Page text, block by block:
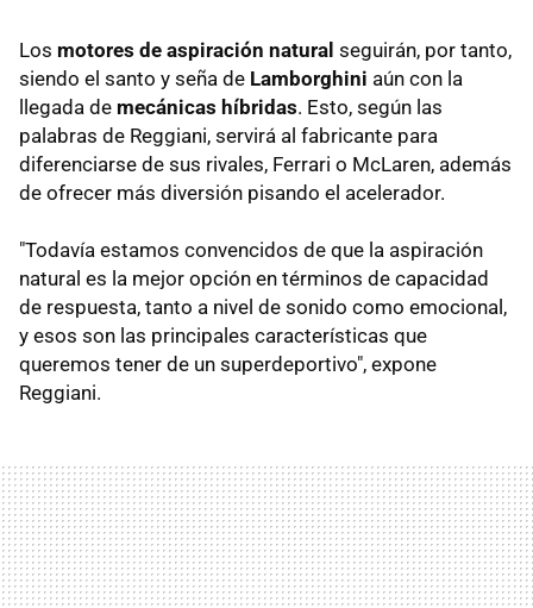
Los motores de aspiración natural seguirán, por tanto,
siendo el santo y seña de Lamborghini aún con la
llegada de mecánicas híbridas. Esto, según las
palabras de Reggiani, servirá al fabricante para
diferenciarse de sus rivales, Ferrari o McLaren, además
de ofrecer más diversión pisando el acelerador.
"Todavía estamos convencidos de que la aspiración
natural es la mejor opción en términos de capacidad
de respuesta, tanto a nivel de sonido como emocional,
y esos son las principales características que
queremos tener de un superdeportivo", expone
Reggiani.